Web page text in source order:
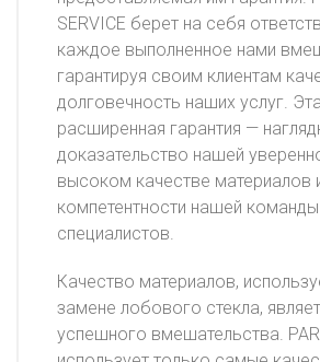
SERVICE берет на себя
каждое выполненное нами
гарантируя своим клиентам
долговечность наших услуг. Эта
расширенная гарантия —
доказательство нашей
высоком качестве материалов
компетентности нашей команды
специалистов.
Качество материалов,
замене лобового стекла,
успешного вмешательства.